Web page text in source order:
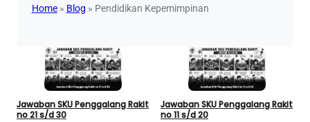
Home» Blog » Pendidikan Kepemimpinan
Jawaban SKU Penggalang Rakit
no 21 s/d 30
Jawaban SKU Penggalang Rakit
no 11 s/d 20